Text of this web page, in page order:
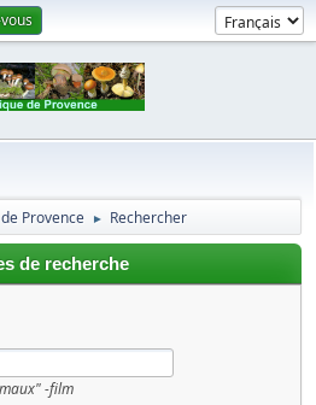
Provence ► Rechercher
de recherche
-film